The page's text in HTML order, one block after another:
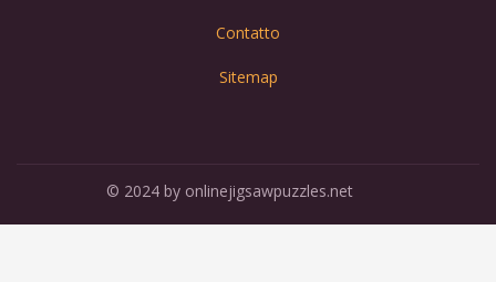
Contatto
Sitemap
© 2024 by onlinejigsawpuzzles.net